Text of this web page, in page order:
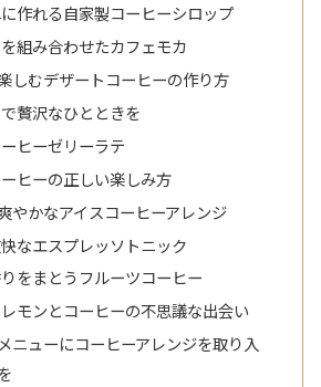
作れる自家製コーヒーシロップ
組み合わせたカフェモカ
しむデザートコーヒーの作り方
贅沢なひとときを
ヒーゼリーラテ
ヒーの正しい楽しみ方
やかなアイスコーヒーアレンジ
なエスプレッソトニック
をまとうフルーツコーヒー
モンとコーヒーの不思議な出会い
ニューにコーヒーアレンジを取り入